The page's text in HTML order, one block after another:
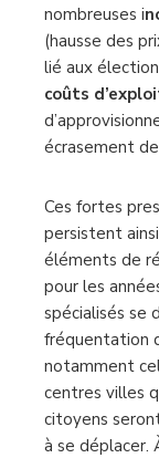
nombreuses i
(hausse des
lié aux
coûts
écrasement
Ces fortes
persistent
éléments de
pour les
spécialisés se
fréquentation
notamment
centres villes
citoyens
à se déplacer.